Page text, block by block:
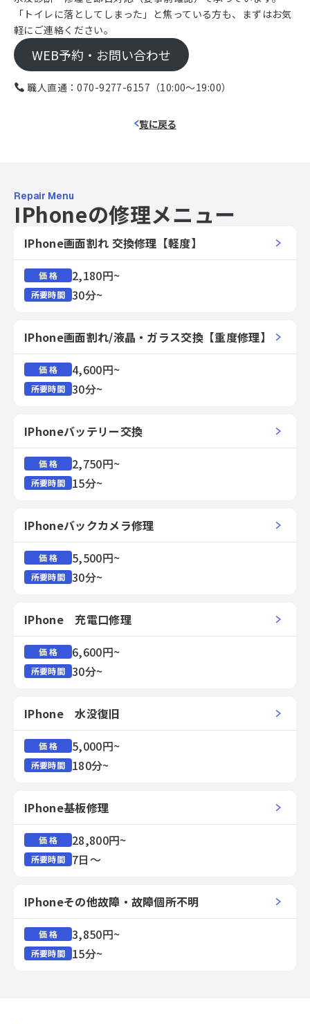
「トイレに落としてしまった」と焦っている方も、まずはお気
軽にご連絡ください。
WEB予約・お問い合わせ
職人直通：070-9277-6157 （10:00〜19:00）
覧に戻る
Repair Menu
IPhoneの修理メニュー
IPhone画面割れ 交換修理【軽度】
価 格 2,180円~
所要時間 30分~
IPhone画面割れ/液晶・ガラス交換【重度修理】
価 格 4,600円~
所要時間 30分~
IPhoneバッテリー交換
価 格 2,750円~
所要時間 15分~
IPhoneバックカメラ修理
価 格 5,500円~
所要時間 30分~
IPhone 充電口修理
価 格 6,600円~
所要時間 30分~
IPhone 水没復旧
価 格 5,000円~
所要時間 180分~
IPhone基板修理
価 格 28,800円~
所要時間 7日～
IPhoneその他故障・故障個所不明
価 格 3,850円~
所要時間 15分~